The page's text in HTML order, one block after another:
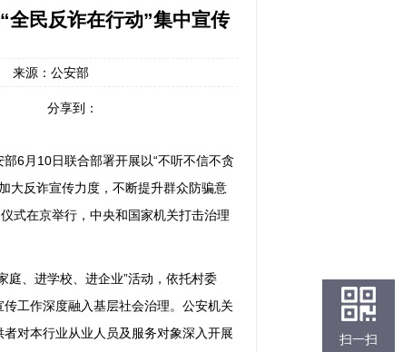
全民反诈在行动”集中宣传
来源：公安部
分享到：
6月10日联合部署开展以“不听不信不贪
大反诈宣传力度，不断提升群众防骗意
式在京举行，中央和国家机关打击治理
庭、进学校、进企业”活动，依托村委
工作深度融入基层社会治理。公安机关
对本行业从业人员及服务对象深入开展
扫一扫